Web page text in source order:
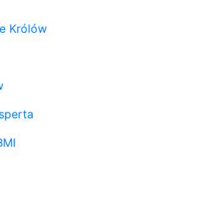
Królów